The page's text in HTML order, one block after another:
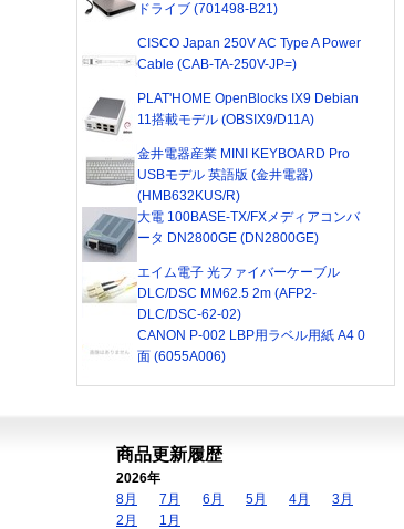
ドライブ (701498-B21)
CISCO Japan 250V AC Type A Power
Cable (CAB-TA-250V-JP=)
PLAT'HOME OpenBlocks IX9 Debian
11搭載モデル (OBSIX9/D11A)
金井電器産業 MINI KEYBOARD Pro
USBモデル 英語版 (金井電器)
(HMB632KUS/R)
大電 100BASE-TX/FXメディアコンバ
ータ DN2800GE (DN2800GE)
エイム電子 光ファイバーケーブル
DLC/DSC MM62.5 2m (AFP2-
DLC/DSC-62-02)
CANON P-002 LBP用ラベル用紙 A4 0
面 (6055A006)
商品更新履歴
2026年
8月
7月 6月 5月 4月
3月
2月
1月